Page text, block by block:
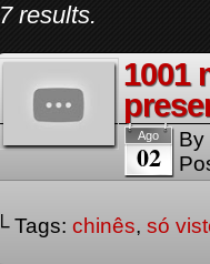
7 results.
1001
Ago
02
By
└ Tags: chinês, só